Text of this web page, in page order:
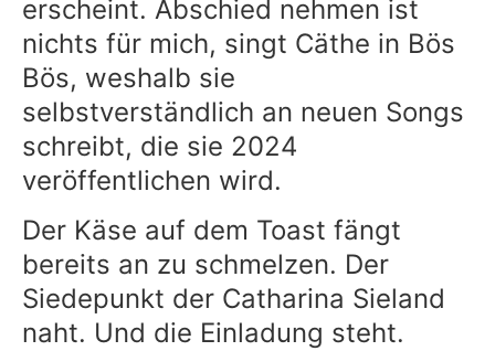
erscheint. Abschied nehmen ist
nichts für mich, singt Cäthe in Bös
Bös, weshalb sie
selbstverständlich an neuen Songs
schreibt, die sie 2024
veröffentlichen wird.
Der Käse auf dem Toast fängt
bereits an zu schmelzen. Der
Siedepunkt der Catharina Sieland
naht. Und die Einladung steht.